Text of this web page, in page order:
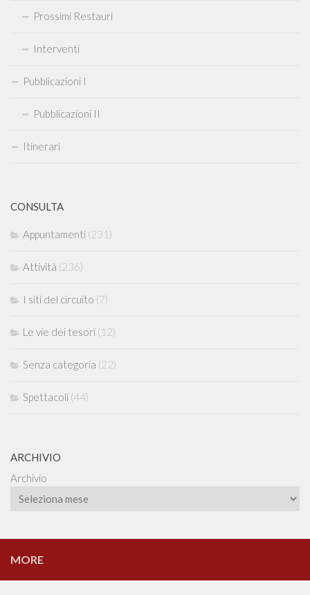
Prossimi Restauri
Interventi
Pubblicazioni I
Pubblicazioni II
Itinerari
CONSULTA
Appuntamenti (231)
Attività (236)
I siti del circuito (7)
Le vie dei tesori (12)
Senza categoria (22)
Spettacoli (44)
ARCHIVIO
Archivio
MORE